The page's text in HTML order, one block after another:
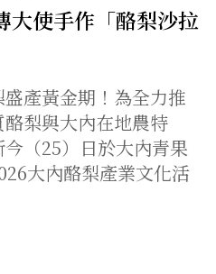
大使手作「酪梨沙拉
產黃金期！為全力推
梨與大內在地農特
（25）日於大內青果
大內酪梨產業文化活